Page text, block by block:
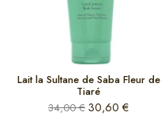
Lait la Sultane de Saba Fleur de
Tiaré
34,00€ 30,60 €